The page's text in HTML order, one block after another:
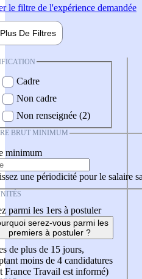
le filtre de l'expérience demandée
Plus De Filtres
Cadre
Non cadre
Non renseignée (2)
BRUT MINIMUM
minimum
une périodicité pour le salaire
parmi les 1ers à postuler
serez-vous parmi les
premiers à postuler ?
de plus de 15 jours,
moins de 4 candidatures
France Travail est informé)